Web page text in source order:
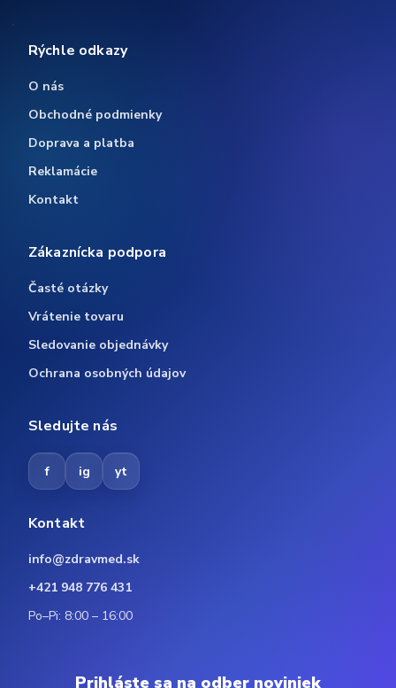
Rýchle odkazy
O nás
Obchodné podmienky
Doprava a platba
Reklamácie
Kontakt
Zákaznícka podpora
Časté otázky
Vrátenie tovaru
Sledovanie objednávky
Ochrana osobných údajov
Sledujte nás
f ig yt
Kontakt
info@zdravmed.sk
+421 948 776 431
Po–Pi: 8:00 – 16:00
Prihláste sa na odber noviniek